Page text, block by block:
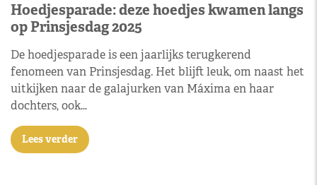
Hoedjesparade: deze hoedjes kwamen langs
op Prinsjesdag 2025
De hoedjesparade is een jaarlijks terugkerend
fenomeen van Prinsjesdag. Het blijft leuk, om naast het
uitkijken naar de galajurken van Máxima en haar
dochters, ook…
Lees verder